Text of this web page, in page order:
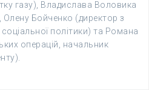
газу), Владислава Воловика
Олену Бойченко (директор з
політики) та Романа
операцій, начальник